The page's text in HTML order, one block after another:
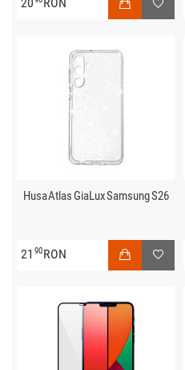
Husa Atlas GiaLux Samsung S26
21 90RON